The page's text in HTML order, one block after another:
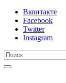
Вконтакте
Facebook
Twitter
Instagram